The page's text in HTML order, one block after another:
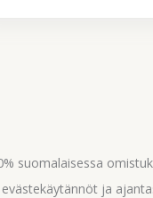
suomalaisessa
ja